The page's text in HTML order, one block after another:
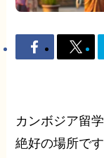
カンボジア留
絶好の場所で